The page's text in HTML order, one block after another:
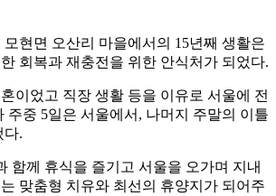
현면 오산리 마을에서의 15년째 생활은
회복과 재충전을 위한 안식처가 되었다.
이었고 직장 생활 등을 이유로 서울에 전
주중 5일은 서울에서, 나머지 주말의 이틀
다.
함께 휴식을 즐기고 서울을 오가며 지내
맞춤형 치유와 최선의 휴양지가 되어주